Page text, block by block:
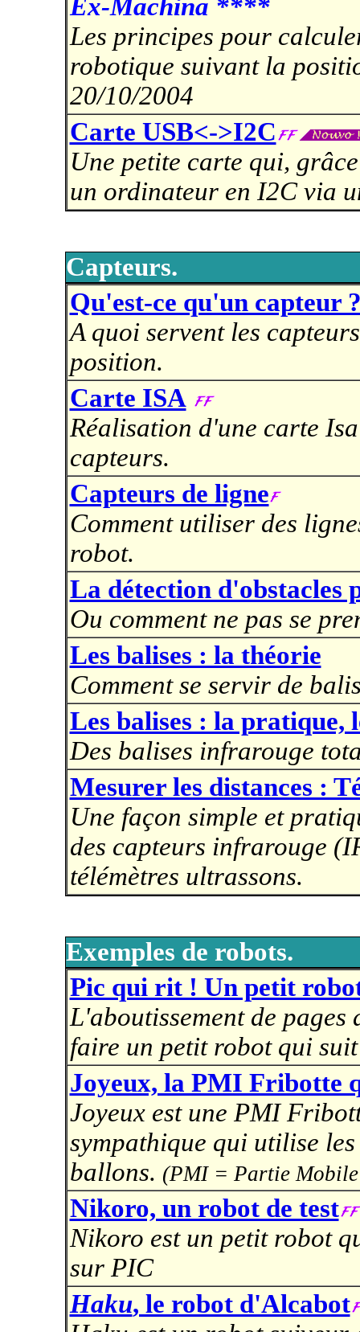
Ex-Machina ****
Les principes pour
robotique suivant la
20/10/2004
Carte USB<->I2C
Une petite carte qui,
un ordinateur en I2C via
Capteurs.
Qu'est-ce qu'un capteur
A quoi servent les
position.
Carte ISA
Réalisation d'une carte
capteurs.
Capteurs de ligne
Comment utiliser des
robot.
La détection d'obstacles
Ou comment ne pas se
Les balises : la théorie
Comment se servir de
Les balises : la pratique,
Des balises infrarouge
Mesurer les distances :
Une façon simple et
des capteurs infrarouge
télémètres ultrassons.
Exemples de robots.
Pic qui rit ! Un petit
L'aboutissement de pages
faire un petit robot qui
Joyeux, la PMI Fribotte
Joyeux est une PMI
sympathique qui utilise
ballons. (PMI = Partie
Nikoro, un robot de test
Nikoro est un petit robot
sur PIC
Haku, le robot d'Alcabot